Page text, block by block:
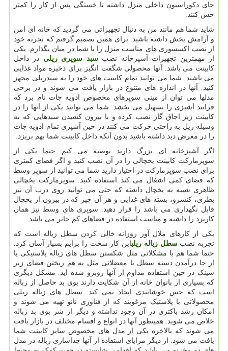
جای دکوراسیون داخلی منزل داشته تا خستگی پس از کار را کمتر
حس کنند.
شاید شما هم مانند من به دنبال تجهیزاتی می گردید که خانه ای امن
و آرامش بخش داشته باشید. برای همین تصمیم گرفتم که تجربه خود
از نصب اکسسوری های مناسب منزل را با شما در میان بگذارم. یکی
از مهمترین تجهیزات آشپزخانه نصبسبد سوپری ریلی در داخل
کابینت می باشد. آنها محصولی شگفت انگیز برای ذخیره مواد غذایی
می باشند. شما می توانید تمام کابینت های خود را به سبدریلی مجهز
کنید. آنها در اندازه های متنوع در بازار یافت می شوند و در برخی
مدلها می توان از مینی سوپرهای مخصوص ادویه جات نام برد که
فرایند آشپزی را تسهیل می بخشد. شما می توانید یکی از آنها را در
کابینت زیر اجاق گاز نصب کرده و با بیرون کشیدن سبدهایی که به
وسیله ریل به راحتی حرکت می کنند در حین آشپزی تمام ادویه جات
را در معرض دید داشته باشید بدون آنکه داخل کابینت شما بهم بریزد.
اگر آشپزخانه ای بزرگ دارید توصیه می کنم حتما یکی از
سوپرمارکت کابینت یخچالی را در آن نصب کنید و اگر فضای کمتری
برای نصب سوپرمارکت در اختیار دارید شما می توانید از سوپر وسط
که فضای کمی اشغال می کند استفاده کنید. سوپرمارکت یخچالی
ظاهری شبیه به یخچال داشته که حتی می توانید روی درب آن نیز
بطری، کنسرو، بسته های غذایی و هر آن چیز که در بیرون از یخچال
قابل نگهداری می باشد را قرار دهید. سوپری های وسط نیز همان
کاربرد را داشته و مناسب استفاده در فضاهای کم جاتر می باشد.
یکی از کارهای ملال آور روزانه خالی کردن سطل زباله است که
تجربه نصبسطل زباله ریلیاین کار سخت را برایم بسیار آسان کرد.
حتما شما هم با مشکلاتی مثل شکستن سطل های زباله پلاستیکی یا
از جا درآمدن دسته سطل یا معضلاتی مثل به هم ریختن فضای زیر
سینک در حین استفاده مداوم از آنها روبرو شده اید. مشکل دیگری
که بسیاری از بانوان خانه از آن شکایت دارند بوی بد حاصل از زباله
است که حس خوشایندی ایجاد نمی کند. سطل های زباله ریلی
محصولاتی با پلاستیک مرغوبند که از فناوری نانو تهیه می شوند و
امکان رشد باکتری در آن وجود نداشته و دیگر از شر بوی بد زباله
خلاص می شوید. همینطور آنها در انواع و اقسام مختلف در بازار یافت
می شوند که بالاخره یکی از مدل های مخصوص سایز کابینت شما
یافت می شود. از دیگر مزایای استفاده از آنها جداسازی زباله در مدل